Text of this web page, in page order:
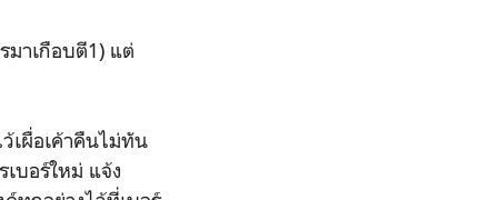
มาเกือบตี1) แต่
เผื่อเค้าคืนไม่ทัน
บอร์ใหม่ แจ้ง